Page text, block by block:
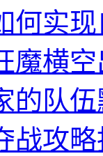
何实
魔横
的队
战攻